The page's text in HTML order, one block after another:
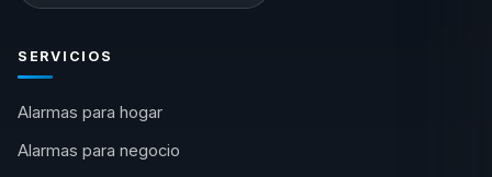
SERVICIOS
Alarmas para hogar
Alarmas para negocio